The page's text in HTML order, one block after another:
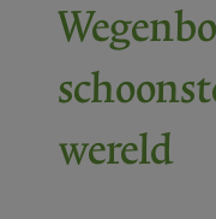
wereld